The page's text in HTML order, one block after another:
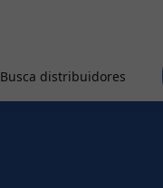
Busca distribuidores